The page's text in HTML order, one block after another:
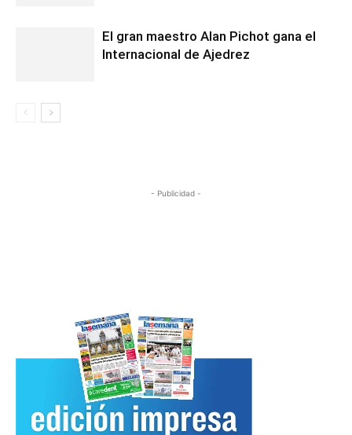
El gran maestro Alan Pichot gana el
Internacional de Ajedrez
- Publicidad -